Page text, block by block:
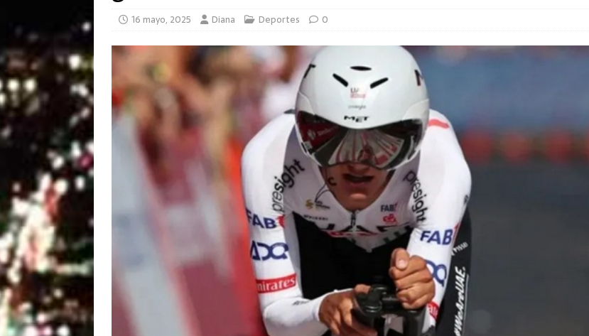
16 mayo, 2025 Diana Deportes 0